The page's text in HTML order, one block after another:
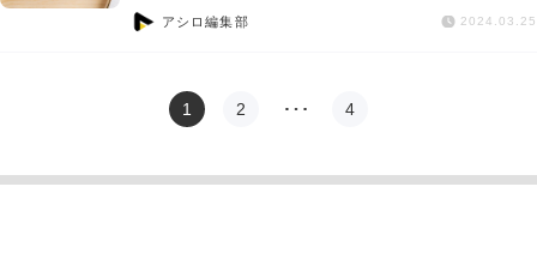
アシロ編集部 2024.03.25
1 2 … 4